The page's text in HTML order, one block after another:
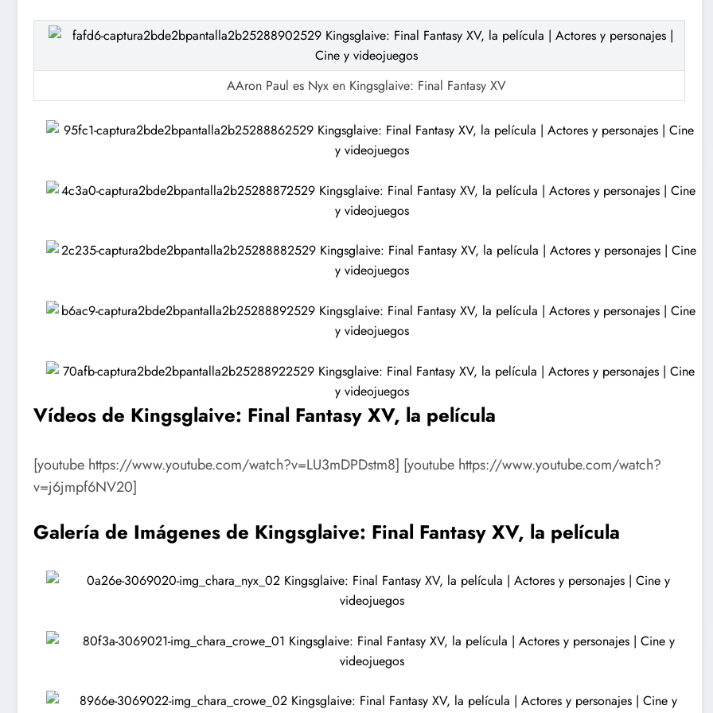
AAron Paul es Nyx en Kingsglaive: Final Fantasy XV
Vídeos de Kingsglaive: Final Fantasy XV, la película
[youtube https://www.youtube.com/watch?v=LU3mDPDstm8] [youtube https://www.youtube.com/watch?
v=j6jmpf6NV20]
Galería de Imágenes de Kingsglaive: Final Fantasy XV, la película